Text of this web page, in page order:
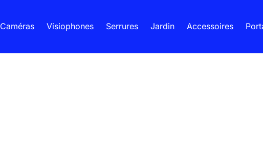
Caméras Visiophones Serrures Jardin Accessoires